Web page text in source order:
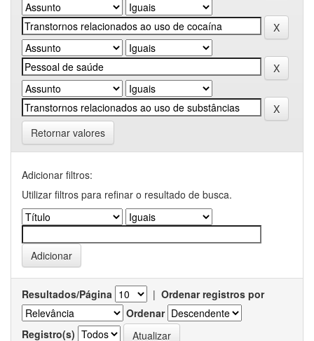
Retornar valores
Adicionar filtros:
Utilizar filtros para refinar o resultado de busca.
Resultados/Página | Ordenar registros por
Ordenar
Registro(s)